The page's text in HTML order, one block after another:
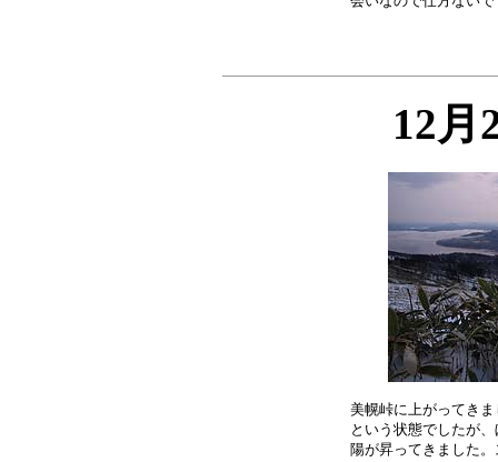
12月
美幌峠に上がってき
という状態でしたが
陽が昇ってきました